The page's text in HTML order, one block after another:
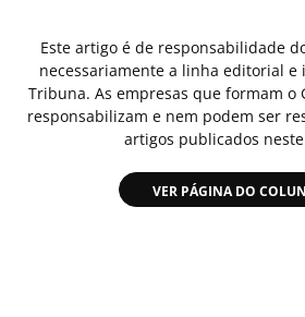
Este artigo é de responsabilidade
necessariamente a linha editorial e
Tribuna. As empresas que formam o
responsabilizam e nem podem ser
artigos publicados
VER PÁGINA DO